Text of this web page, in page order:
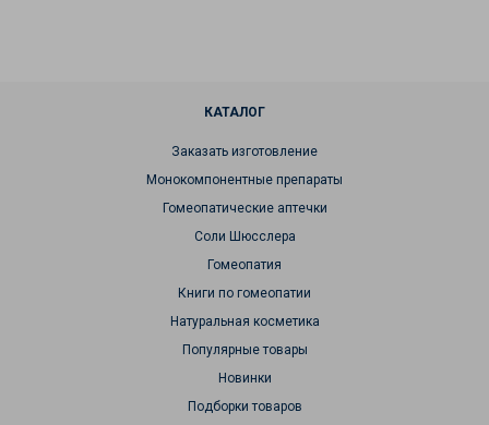
КАТАЛОГ
Заказать изготовление
Монокомпонентные препараты
Гомеопатические аптечки
Соли Шюсслера
Гомеопатия
Книги по гомеопатии
Натуральная косметика
Популярные товары
Новинки
Подборки товаров